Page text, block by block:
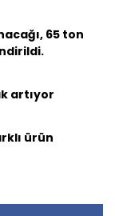
65 ton
artıyor
ürün